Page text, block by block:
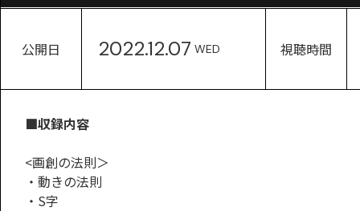
公開日 2022.12.07 WED 視聴時間
■収録内容
<画創の法則＞
・動きの法則
・S字